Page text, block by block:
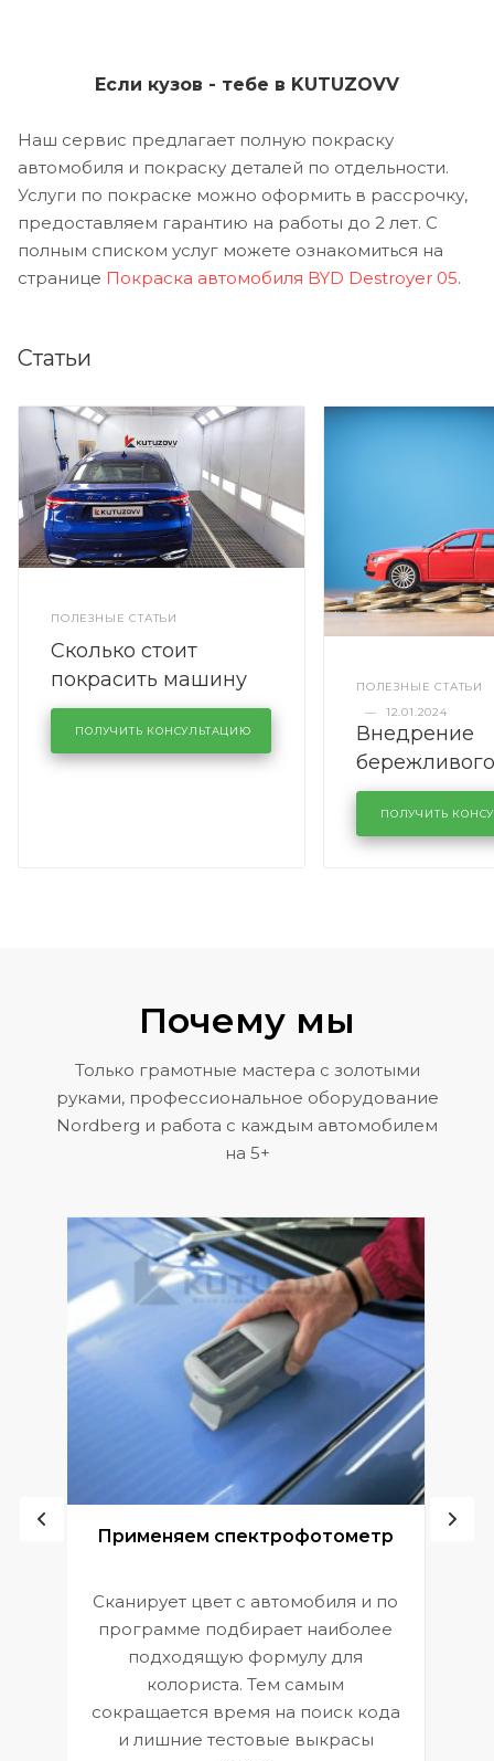
Если кузов - тебе в KUTUZOVV
Наш сервис предлагает полную покраску
автомобиля и покраску деталей по отдельности.
Услуги по покраске можно оформить в рассрочку,
предоставляем гарантию на работы до 2 лет. С
полным списком услуг можете ознакомиться на
странице Покраска автомобиля BYD Destroyer 05.
Статьи
ПОЛЕЗНЫЕ СТАТЬИ
Сколько стоит
покрасить машину
полностью
ПОЛУЧИТЬ КОНСУЛЬТАЦИЮ
ПОЛЕЗНЫЕ СТАТЬИ
—
12.01.2024
Внедрение
бережливого
кузовном
KUTUZOVV
ПОЛУЧИТЬ
Почему мы
Только грамотные мастера с золотыми
руками, профессиональное оборудование
Nordberg и работа с каждым автомобилем
на 5+
Применяем спектрофотометр
Сканирует цвет с автомобиля и по
программе подбирает наиболее
подходящую формулу для
колориста. Тем самым
сокращается время на поиск кода
и лишние тестовые выкрасы